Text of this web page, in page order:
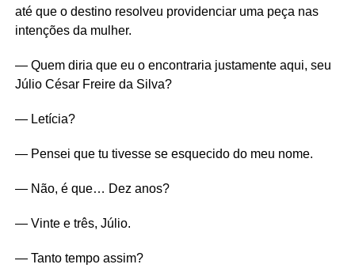
até que o destino resolveu providenciar uma peça nas
intenções da mulher.
— Quem diria que eu o encontraria justamente aqui, seu
Júlio César Freire da Silva?
— Letícia?
— Pensei que tu tivesse se esquecido do meu nome.
— Não, é que… Dez anos?
— Vinte e três, Júlio.
— Tanto tempo assim?